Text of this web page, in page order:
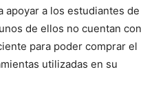
apoyar a los estudiantes de
de ellos no cuentan con
para poder comprar el
utilizadas en su